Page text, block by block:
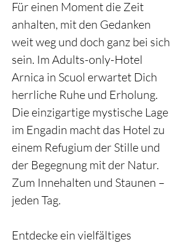
Für einen Moment die Zeit
anhalten, mit den Gedanken
weit weg und doch ganz bei sich
sein. Im Adults-only-Hotel
Arnica in Scuol erwartet Dich
herrliche Ruhe und Erholung.
Die einzigartige mystische Lage
im Engadin macht das Hotel zu
einem Refugium der Stille und
der Begegnung mit der Natur.
Zum Innehalten und Staunen –
jeden Tag.
Entdecke ein vielfältiges